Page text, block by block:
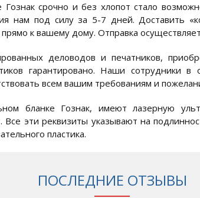
срочно и без хлопот стало
нам под силу за 5-7 дней. Доставить
к вашему дому. Отправка
деловодов и печатников,
гарантировано. Наши сотрудники
всем вашим требованиям и
бланке Гознак, имеют лазерную
Все эти реквизиты указывают на
пластика.
ПОСЛЕДНИЕ ОТЗЫВЫ